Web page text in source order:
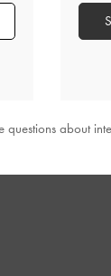
about